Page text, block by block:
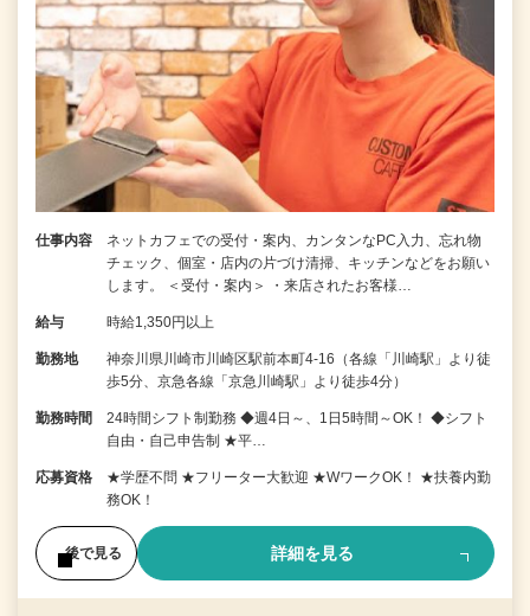
仕事内容
ネットカフェでの受付・案内、カンタンなPC入力、忘れ物
チェック、個室・店内の片づけ清掃、キッチンなどをお願い
します。 ＜受付・案内＞ ・来店されたお客様…
給与 時給1,350円以上
勤務地
神奈川県川崎市川崎区駅前本町4-16（各線「川崎駅」より徒
歩5分、京急各線「京急川崎駅」より徒歩4分）
勤務時間
24時間シフト制勤務 ◆週4日～、1日5時間～OK！ ◆シフト
自由・自己申告制 ★平…
応募資格
★学歴不問 ★フリーター大歓迎 ★WワークOK！ ★扶養内勤
務OK！
後で見る 詳細を見る